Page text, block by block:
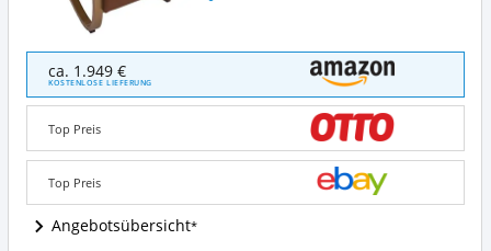
Vintage-
Line
Design-
Clubsessel
Giacomet
Whiskey
Brown
Edelstahl
Angebote:
Wo
ca. 1.949 €
KOSTENLOSE LIEFERUNG
Top Preis
Top Preis
Angebotsübersicht